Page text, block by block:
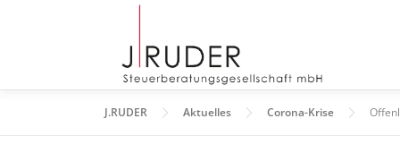
J.RUDER Aktuelles Corona-Krise